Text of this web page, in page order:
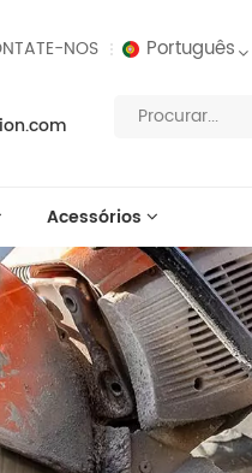
NOS Português
русский
español
العربية
português
Acessórios